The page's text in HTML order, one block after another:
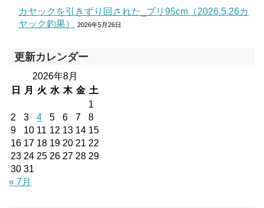
カヤックを引きずり回された_ブリ95cm（2026.5.26カ
ヤック釣果）
2026年5月26日
更新カレンダー
2026年8月
日
月 火 水 木 金 土
1
2
3 4 5 6 7
8
9
10 11 12 13 14 15
16 17 18 19 20 21 22
23 24 25 26 27 28 29
30 31
« 7月